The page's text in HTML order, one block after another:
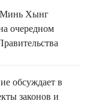
Минь Хынг
очередном
обсуждает в
законов и